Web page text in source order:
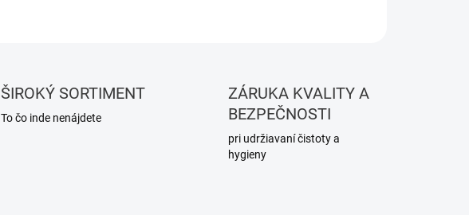
ŠIROKÝ SORTIMENT
To čo inde nenájdete
ZÁRUKA KVALITY A
BEZPEČNOSTI
pri udržiavaní čistoty a
hygieny